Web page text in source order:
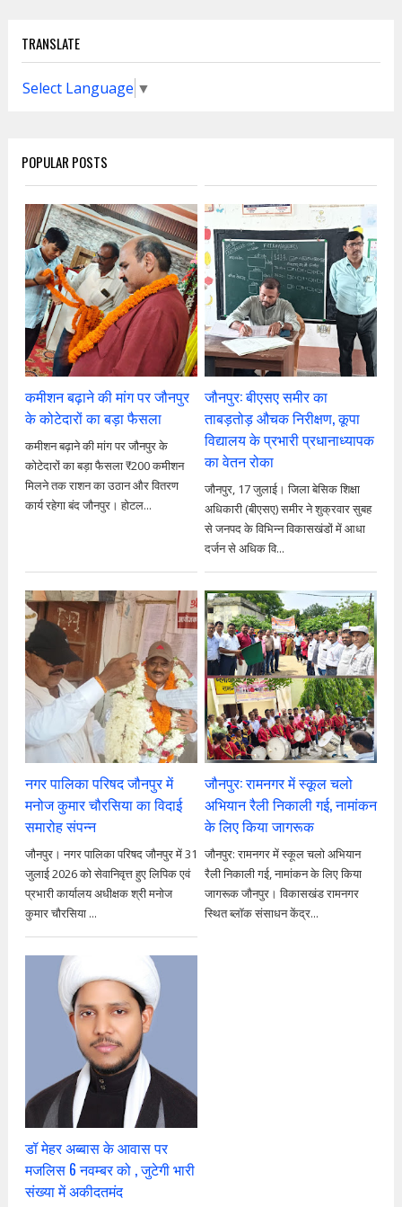
TRANSLATE
Select Language ▼
POPULAR POSTS
कमीशन बढ़ाने की मांग पर जौनपुर
के कोटेदारों का बड़ा फैसला
कमीशन बढ़ाने की मांग पर जौनपुर के
कोटेदारों का बड़ा फैसला ₹200 कमीशन
मिलने तक राशन का उठान और वितरण
कार्य रहेगा बंद जौनपुर। होटल...
जौनपुर: बीएसए समीर का
ताबड़तोड़ औचक निरीक्षण, कूपा
विद्यालय के प्रभारी प्रधानाध्यापक
का वेतन रोका
जौनपुर, 17 जुलाई। जिला बेसिक शिक्षा
अधिकारी (बीएसए) समीर ने शुक्रवार सुबह
से जनपद के विभिन्न विकासखंडों में आधा
दर्जन से अधिक वि...
नगर पालिका परिषद जौनपुर में
मनोज कुमार चौरसिया का विदाई
समारोह संपन्न
जौनपुर। नगर पालिका परिषद जौनपुर में 31
जुलाई 2026 को सेवानिवृत्त हुए लिपिक एवं
प्रभारी कार्यालय अधीक्षक श्री मनोज
कुमार चौरसिया ...
जौनपुर: रामनगर में स्कूल चलो
अभियान रैली निकाली गई, नामांकन
के लिए किया जागरूक
जौनपुर: रामनगर में स्कूल चलो अभियान
रैली निकाली गई, नामांकन के लिए किया
जागरूक जौनपुर। विकासखंड रामनगर
स्थित ब्लॉक संसाधन केंद्र...
डॉ मेहर अब्बास के आवास पर
मजलिस 6 नवम्बर को , जुटेगी भारी
संख्या में अकीदतमंद